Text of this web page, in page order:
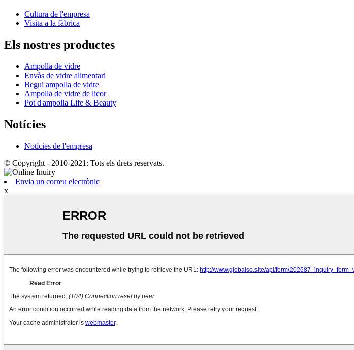
Cultura de l'empresa
Visita a la fàbrica
Els nostres productes
Ampolla de vidre
Envàs de vidre alimentari
Begui ampolla de vidre
Ampolla de vidre de licor
Pot d'ampolla Life & Beauty
Notícies
Notícies de l'empresa
© Copyright - 2010-2021: Tots els drets reservats.
Envia un correu electrònic
x